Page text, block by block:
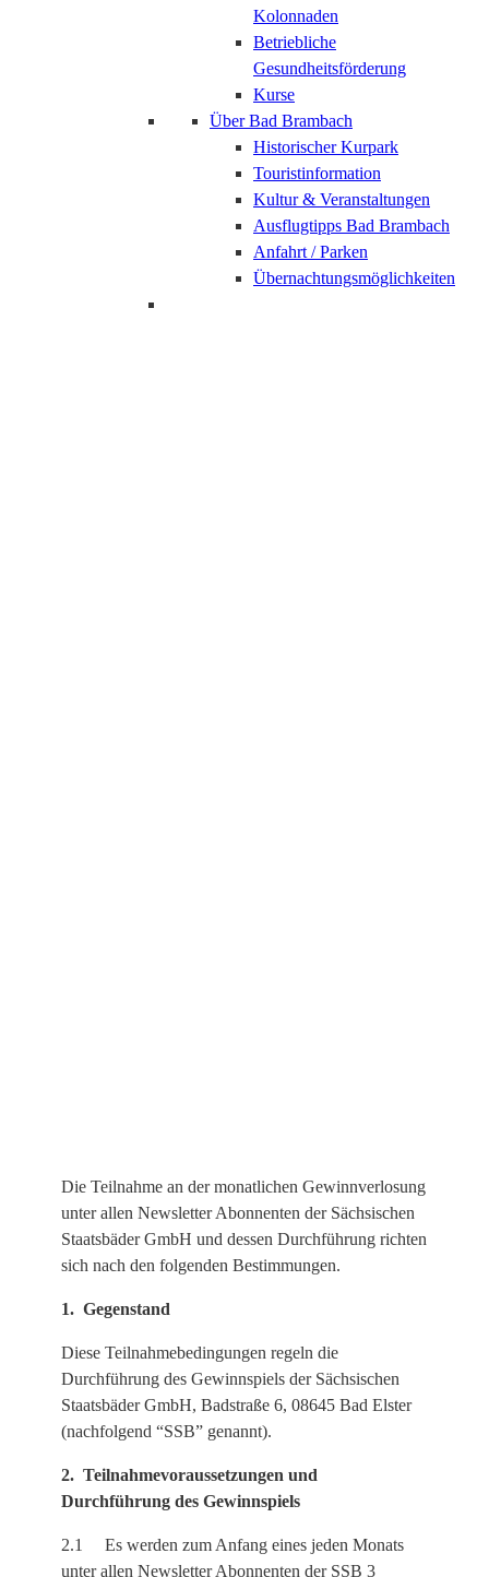
Kolonnaden
Betriebliche
Gesundheitsförderung
Kurse
Über Bad Brambach
Historischer Kurpark
Touristinformation
Kultur & Veranstaltungen
Ausflugtipps Bad Brambach
Anfahrt / Parken
Übernachtungsmöglichkeiten
Die Teilnahme an der monatlichen Gewinnverlosung
unter allen Newsletter Abonnenten der Sächsischen
Staatsbäder GmbH und dessen Durchführung richten
sich nach den folgenden Bestimmungen.
1. Gegenstand
Diese Teilnahmebedingungen regeln die
Durchführung des Gewinnspiels der Sächsischen
Staatsbäder GmbH, Badstraße 6, 08645 Bad Elster
(nachfolgend “SSB” genannt).
2. Teilnahmevoraussetzungen und
Durchführung des Gewinnspiels
2.1 Es werden zum Anfang eines jeden Monats
unter allen Newsletter Abonnenten der SSB 3